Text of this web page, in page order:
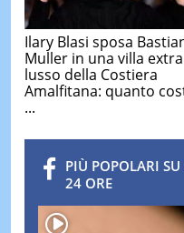
Ilary Blasi sposa
Muller in una villa extra
lusso della Costiera
Amalfitana: quanto
...
PIÙ POPOLARI
24 ORE